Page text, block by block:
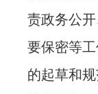
责政务公
要保密等
的起草和